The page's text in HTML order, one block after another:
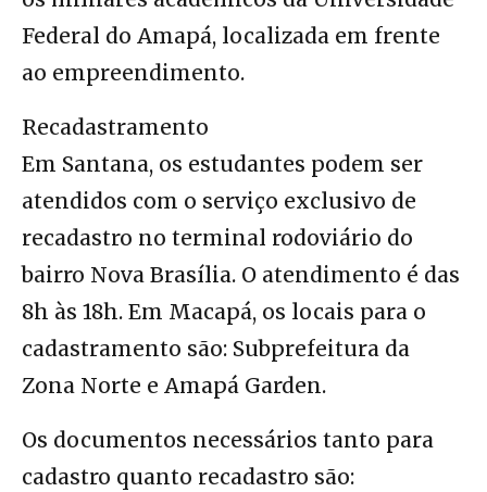
Federal do Amapá, localizada em frente
ao empreendimento.
Recadastramento
Em Santana, os estudantes podem ser
atendidos com o serviço exclusivo de
recadastro no terminal rodoviário do
bairro Nova Brasília. O atendimento é das
8h às 18h. Em Macapá, os locais para o
cadastramento são: Subprefeitura da
Zona Norte e Amapá Garden.
Os documentos necessários tanto para
cadastro quanto recadastro são: